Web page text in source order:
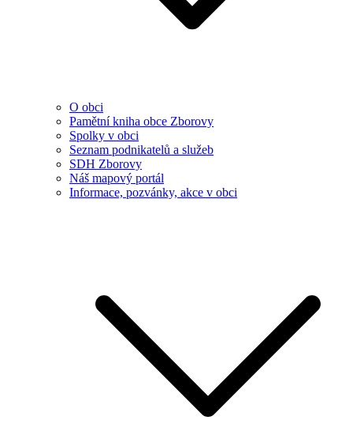
O obci
Pamětní kniha obce Zborovy
Spolky v obci
Seznam podnikatelů a služeb
SDH Zborovy
Náš mapový portál
Informace, pozvánky, akce v obci